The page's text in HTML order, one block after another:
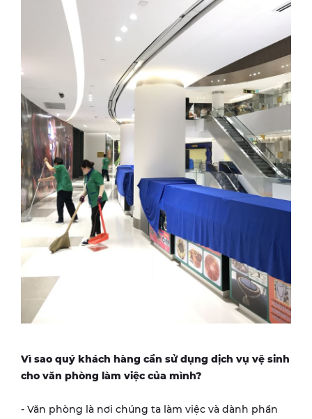
Vì sao quý khách hàng cần sử dụng dịch vụ vệ sinh
cho văn phòng làm việc của mình?
- Văn phòng là nơi chúng ta làm việc và dành phần